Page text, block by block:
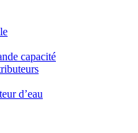
capacité
d’eau